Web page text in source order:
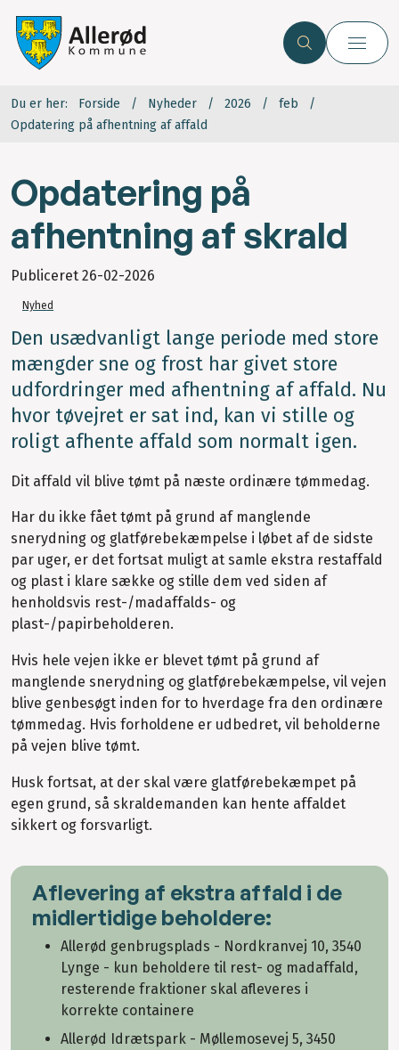
Du er her: Forside Nyheder 2026
feb
Opdatering på afhentning af affald
Opdatering på
afhentning af skrald
Publiceret 26-02-2026
Nyhed
Den usædvanligt lange periode med store
mængder sne og frost har givet store
udfordringer med afhentning af affald. Nu
hvor tøvejret er sat ind, kan vi stille og
roligt afhente affald som normalt igen.
Dit affald vil blive tømt på næste ordinære tømmedag.
Har du ikke fået tømt på grund af manglende
snerydning og glatførebekæmpelse i løbet af de sidste
par uger, er det fortsat muligt at samle ekstra restaffald
og plast i klare sække og stille dem ved siden af
henholdsvis rest-/madaffalds- og
plast-/papirbeholderen.
Hvis hele vejen ikke er blevet tømt på grund af
manglende snerydning og glatførebekæmpelse, vil vejen
blive genbesøgt inden for to hverdage fra den ordinære
tømmedag. Hvis forholdene er udbedret, vil beholderne
på vejen blive tømt.
Husk fortsat, at der skal være glatførebekæmpet på
egen grund, så skraldemanden kan hente affaldet
sikkert og forsvarligt.
Aflevering af ekstra affald i de
midlertidige beholdere:
Allerød genbrugsplads - Nordkranvej 10, 3540
Lynge - kun beholdere til rest- og madaffald,
resterende fraktioner skal afleveres i
korrekte containere
Allerød Idrætspark - Møllemosevej 5, 3450